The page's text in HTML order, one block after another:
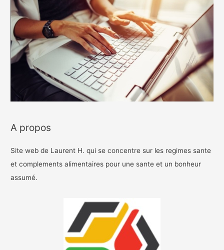
A propos
Site web de Laurent H. qui se concentre sur les regimes sante
et complements alimentaires pour une sante et un bonheur
assumé.